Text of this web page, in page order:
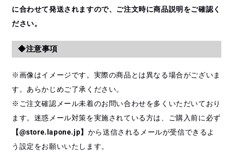
に合わせて発送されますので、ご注文時に商品説明をご確認く
ださい。
◆注意事項
※画像はイメージです。実際の商品とは異なる場合がございま
す。あらかじめご了承ください。
※ご注文確認メール未着のお問い合わせを多くいただいており
ます。迷惑メール対策を実施されている方は、ご購入前に必ず
【@store.lapone.jp】 から送信されるメールが受信できるよ
う設定をお願いいたします。